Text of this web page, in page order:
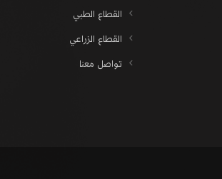
القطاع الطبي
القطاع الزراعي
تواصل معنا